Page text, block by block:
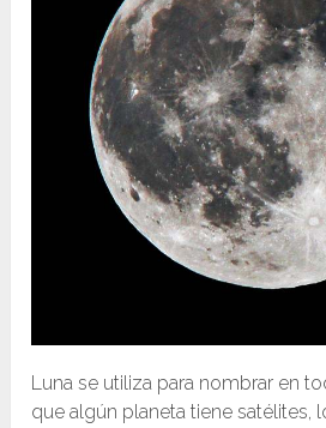
Luna se utiliza para nombrar en
que algún planeta tiene satélites,